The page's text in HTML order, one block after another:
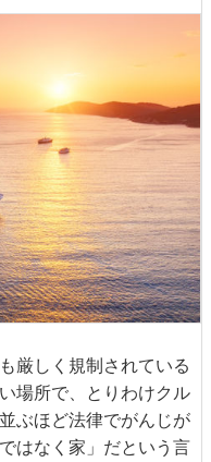
厳しく規制されている
場所で、とりわけクル
ぶほど法律でがんじが
はなく家」だという言